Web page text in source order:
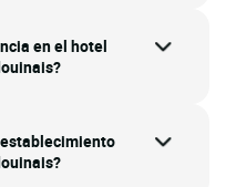
en el hotel